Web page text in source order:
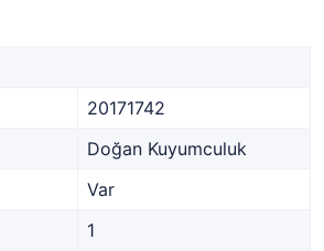
20171742
Doğan Kuyumculuk
Var
1